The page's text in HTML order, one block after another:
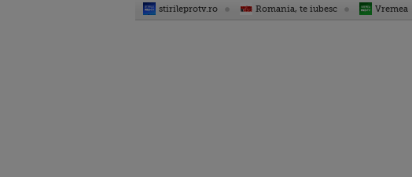
stirileprotv.ro Romania, te iubesc Vremea